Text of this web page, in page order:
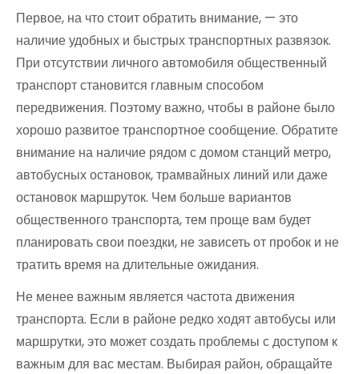
Первое, на что стоит обратить внимание, — это
наличие удобных и быстрых транспортных развязок.
При отсутствии личного автомобиля общественный
транспорт становится главным способом
передвижения. Поэтому важно, чтобы в районе было
хорошо развитое транспортное сообщение. Обратите
внимание на наличие рядом с домом станций метро,
автобусных остановок, трамвайных линий или даже
остановок маршруток. Чем больше вариантов
общественного транспорта, тем проще вам будет
планировать свои поездки, не зависеть от пробок и не
тратить время на длительные ожидания.
Не менее важным является частота движения
транспорта. Если в районе редко ходят автобусы или
маршрутки, это может создать проблемы с доступом к
важным для вас местам. Выбирая район, обращайте